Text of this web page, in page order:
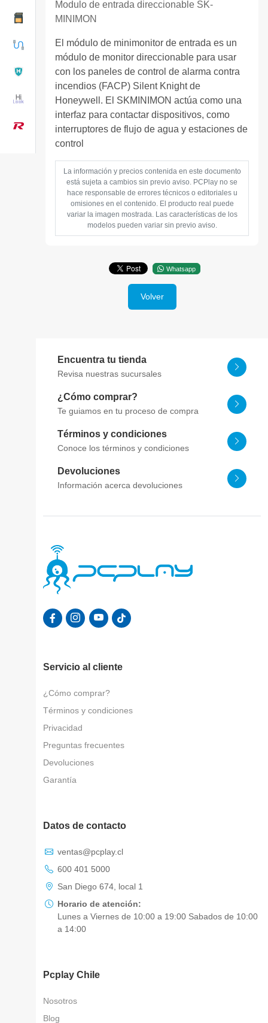
Modulo de entrada direccionable SK-
MINIMON
El módulo de minimonitor de entrada es un
módulo de monitor direccionable para usar
con los paneles de control de alarma contra
incendios (FACP) Silent Knight de
Honeywell. El SKMINIMON actúa como una
interfaz para contactar dispositivos, como
interruptores de flujo de agua y estaciones de
control
La información y precios contenida en este documento
está sujeta a cambios sin previo aviso. PCPlay no se
hace responsable de errores técnicos o editoriales u
omisiones en el contenido. El producto real puede
variar la imagen mostrada. Las características de los
modelos pueden variar sin previo aviso.
Whatsapp
Volver
Encuentra tu tienda
Revisa nuestras sucursales
¿Cómo comprar?
Te guiamos en tu proceso de compra
Términos y condiciones
Conoce los términos y condiciones
Devoluciones
Información acerca devoluciones
Servicio al cliente
¿Cómo comprar?
Términos y condiciones
Privacidad
Preguntas frecuentes
Devoluciones
Garantía
Datos de contacto
ventas@pcplay.cl
600 401 5000
San Diego 674, local 1
Horario de atención:
Lunes a Viernes de 10:00 a 19:00 Sabados de 10:00
a 14:00
Pcplay Chile
Nosotros
Blog
Chat con IA
PcPlay Santiago / Web
Hola soy Freddy, en que puedo ayudarte...
PcPlay Santiago / Tienda
Hola Soy Paz en que puedo ayudarte